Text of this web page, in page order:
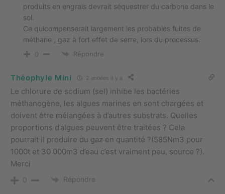
produits en engrais devrait séquestrer du carbone dans le
sol.
Ce quicompenserait largement les probables fuites de
méthane , gaz à fort effet de serre, lors du processus.
0 Répondre
Théophyle Mini 2 années il y a
Le chlorure de sodium (sel) inhibe les bactéries
méthanogène, les algues marines en sont chargées et
doivent être mélangées à d’autres substrats. Quelles
proportions d’algues peuvent être traitées ? Cela
pourrait il produire du gaz en quantité ?(585Nm3 pour
1000t et 30 000m3 d’eau c’est vraiment peu, source ?).
Merci
0 Répondre